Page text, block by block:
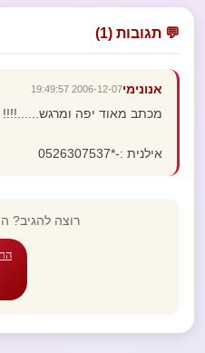
💬 תגובות (1)
אנונימי2006-12-07 19:49:57
מכתב מאוד יפה ומרגש......!!!!
אילנית :-*0526307537
רוצה להגיב?